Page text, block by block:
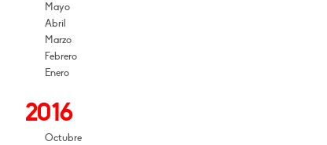
Mayo
Abril
Marzo
Febrero
Enero
2016
Octubre